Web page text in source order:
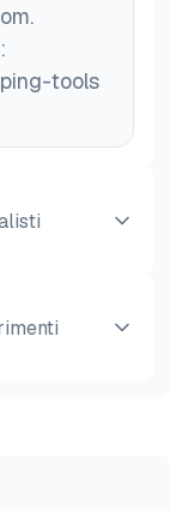
tools